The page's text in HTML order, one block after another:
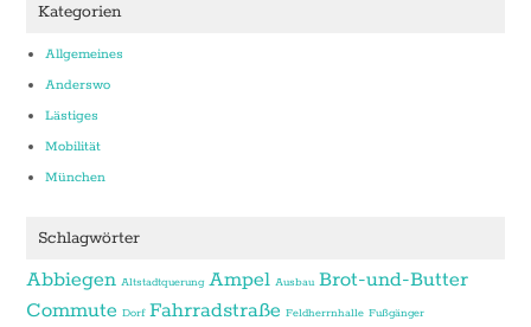
Kategorien
Allgemeines
Anderswo
Lästiges
Mobilität
München
Schlagwörter
Abbiegen Altstadtquerung Ampel Ausbau Brot-und-Butter
Commute Dorf Fahrradstraße Feldherrnhalle Fußgänger